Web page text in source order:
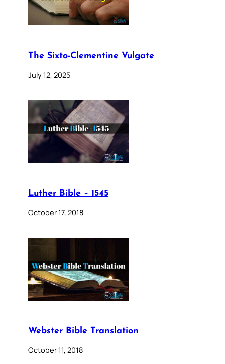
The Sixto-Clementine Vulgate
July 12, 2025
Luther Bible – 1545
October 17, 2018
Webster Bible Translation
October 11, 2018